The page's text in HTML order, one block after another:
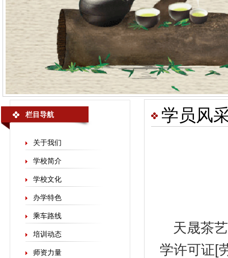
栏目导航
关于我们
学校简介
学校文化
办学特色
乘车路线
培训动态
师资力量
学员风
天晟茶
学许可证[